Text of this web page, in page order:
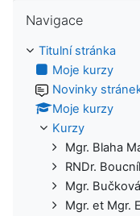
Navigace
Titulní stránka
Moje kurzy
Novinky
Moje kurzy
Kurzy
Mgr. Blaha
RNDr.
Mgr.
Mgr. et Mgr.